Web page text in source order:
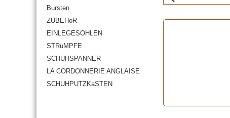
Bursten
ZUBEHoR
EINLEGESOHLEN
STRuMPFE
SCHUHSPANNER
LA CORDONNERIE ANGLAISE
SCHUHPUTZKaSTEN